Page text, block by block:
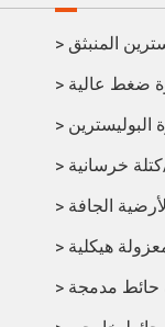
> المنبثق
>
> البوليسترين
>
> الجافة
> هيكلية
> حائط مدمجة